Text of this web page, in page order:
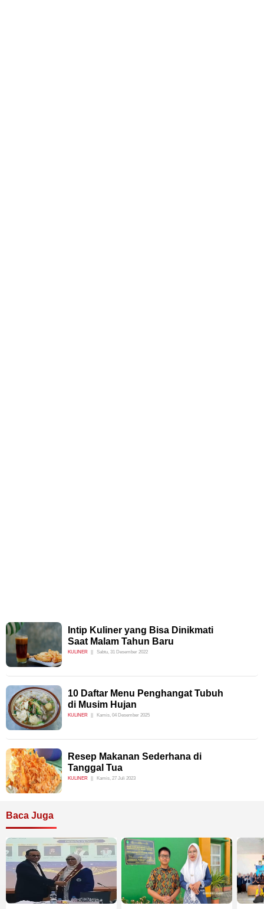
Intip Kuliner yang Bisa Dinikmati
Saat Malam Tahun Baru
KULINER Sabtu, 31 Desember 2022
10 Daftar Menu Penghangat Tubuh
di Musim Hujan
KULINER Kamis, 04 Desember 2025
Resep Makanan Sederhana di
Tanggal Tua
KULINER Kamis, 27 Juli 2023
Baca Juga